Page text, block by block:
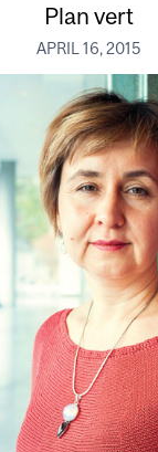
Plan vert
APRIL 16, 2015